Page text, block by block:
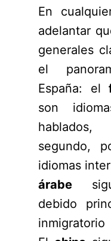
En
adelantar
generales
el
España: el
son
segundo,
idiomas
árabe
debido